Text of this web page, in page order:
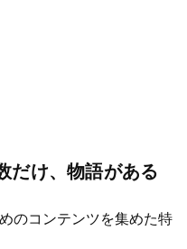
だけ、物語がある
のコンテンツを集めた特